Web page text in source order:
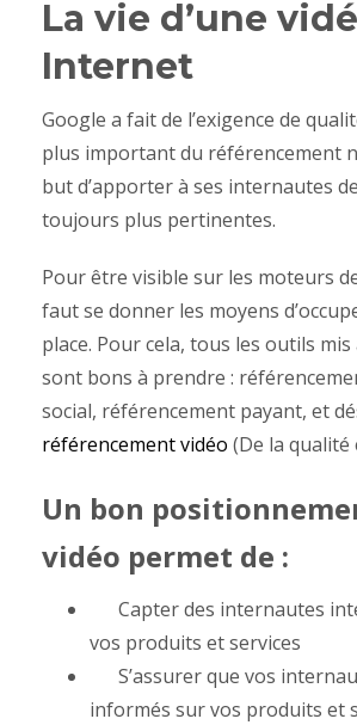
La vie d’une
Internet
Google a fait de l’exigence de
plus important du référencement
but d’apporter à ses internautes
toujours plus pertinentes.
Pour être visible sur les moteurs
faut se donner les moyens
place. Pour cela, tous les outils
sont bons à prendre :
social, référencement payant, et
référencement vidéo (De la qualité
Un bon
vidéo permet de :
Capter des internautes
vos produits et services
S’assurer que vos
informés sur vos produits et